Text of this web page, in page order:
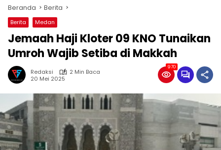
Beranda Berita
Berita Medan
Jemaah Haji Kloter 09 KNO Tunaikan
Umroh Wajib Setiba di Makkah
Redaksi
2 Min Baca
20 Mei 2025
970